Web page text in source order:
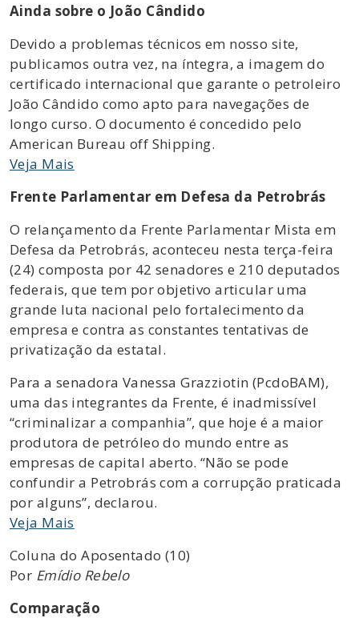
Ainda sobre o João Cândido
Devido a problemas técnicos em nosso site,
publicamos outra vez, na íntegra, a imagem do
certificado internacional que garante o petroleiro
João Cândido como apto para navegações de
longo curso. O documento é concedido pelo
American Bureau off Shipping.
Veja Mais
Frente Parlamentar em Defesa da Petrobrás
O relançamento da Frente Parlamentar Mista em
Defesa da Petrobrás, aconteceu nesta terça-feira
(24) composta por 42 senadores e 210 deputados
federais, que tem por objetivo articular uma
grande luta nacional pelo fortalecimento da
empresa e contra as constantes tentativas de
privatização da estatal.
Para a senadora Vanessa Grazziotin (PcdoBAM),
uma das integrantes da Frente, é inadmissível
“criminalizar a companhia”, que hoje é a maior
produtora de petróleo do mundo entre as
empresas de capital aberto. “Não se pode
confundir a Petrobrás com a corrupção praticada
por alguns”, declarou.
Veja Mais
Coluna do Aposentado (10)
Por Emídio Rebelo
Comparação